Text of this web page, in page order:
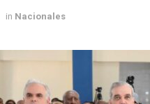
in Nacionales